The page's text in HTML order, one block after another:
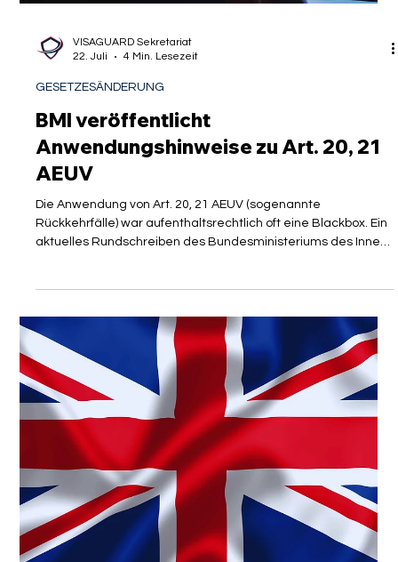
22. Juli
GESETZESÄNDERUNG
BMI veröffentlicht
AEUV
Die Anwendung von Art. 20, 21 AEUV (sogenannte
Rückkehrfälle) war aufenthaltsrechtlich oft eine Blackbox. Ein
aktuelles Rundschreiben des Bundesministeriums des Innern
(BMI) vom 12. Juni 2026 bringt eine wegweisende Kehrtwende
in die Verwaltungspraxis. Unter Einbeziehung neuester
Grundsatzurteile des Europäischen Gerichtshofs (EuGH) stellt
das BMI unmissverständlich klar, wie die Aufenthaltsrechte
drittstaatsangehöriger Elternteile von Unionsbürgerkindern
zu schützen sind. Al